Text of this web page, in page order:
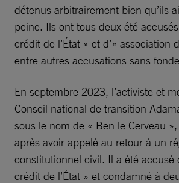
détenus arbitrairement bien qu’ils
peine. Ils ont tous deux été
crédit de l’État » et d’« association
entre autres accusations sans
En septembre 2023, l’activiste et
Conseil national de transition
sous le nom de « Ben le Cerveau
après avoir appelé au retour à un
constitutionnel civil. Il a été accusé
crédit de l’État » et condamné à